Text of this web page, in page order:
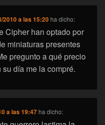
2010 a las 15:20 ha dicho:
Cipher han optado por
miniaturas presentes
pregunto a qué precio
día me la compré.
a las 19:47 ha dicho: